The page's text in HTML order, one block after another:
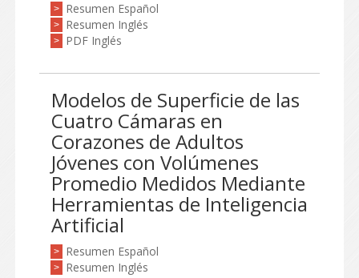
> Resumen Español
> Resumen Inglés
> PDF Inglés
Modelos de Superficie de las
Cuatro Cámaras en
Corazones de Adultos
Jóvenes con Volúmenes
Promedio Medidos Mediante
Herramientas de Inteligencia
Artificial
> Resumen Español
> Resumen Inglés